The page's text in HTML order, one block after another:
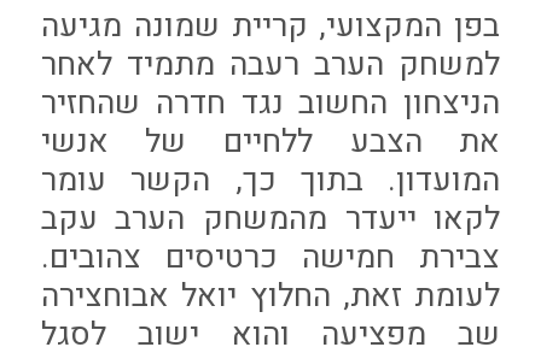
בפן המקצועי, קריית שמונה מגיעה
למשחק הערב רעבה מתמיד לאחר
הניצחון החשוב נגד חדרה שהחזיר
את הצבע ללחיים של אנשי
המועדון. בתוך כך, הקשר עומר
לקאו ייעדר מהמשחק הערב עקב
צבירת חמישה כרטיסים צהובים.
לעומת זאת, החלוץ יואל אבוחצירה
שב מפציעה והוא ישוב לסגל